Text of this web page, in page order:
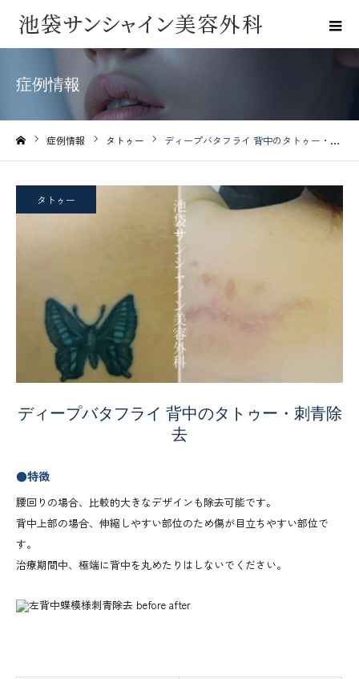
症例情報
症例情報 タトゥー ディープバタフライ 背中のタトゥー・刺青除去
タトゥー
ディープバタフライ 背中のタトゥー・刺青除
去
●特徴
腰回りの場合、比較的大きなデザインも除去可能です。
背中上部の場合、伸縮しやすい部位のため傷が目立ちやすい部位で
す。
治療期間中、極端に背中を丸めたりはしないでください。